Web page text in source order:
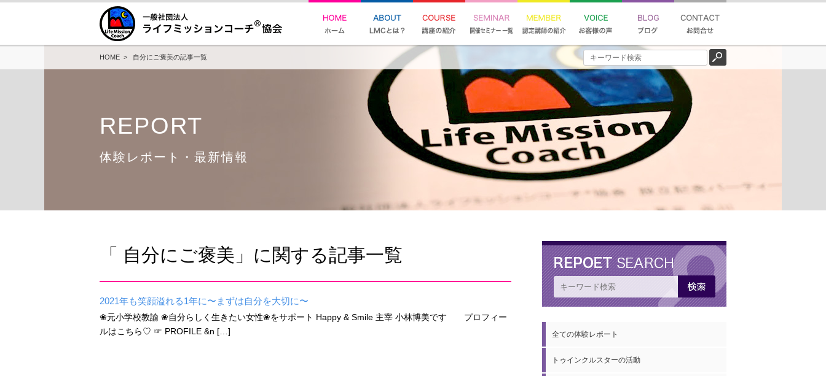
HOME > 自分にご褒美の記事一覧
REPORT
体験レポート・最新情報
「 自分にご褒美」に関する記事一覧
2021年も笑顔溢れる1年に〜まずは自分を大切に〜
❀元小学校教諭 ❀自分らしく生きたい女性❀をサポート Happy & Smile 主宰 小林博美です プロフィー
ルはこちら♡ ☞ PROFILE &n […]
全ての体験レポート
トゥインクルスターの活動